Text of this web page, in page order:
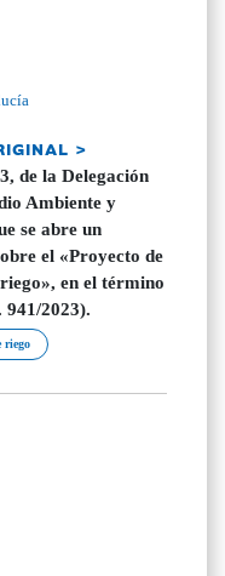
>
de la Delegación
Ambiente y
se abre un
el «Proyecto de
en el término
941/2023).
riego